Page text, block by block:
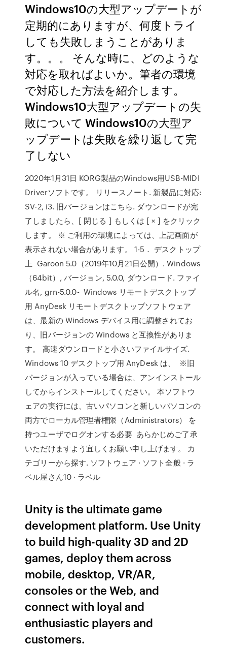
Windows10の大型アップデートが
定期的にありますが、何度トライ
しても失敗しまうことがありま
す。。。 そんな時に、どのような
対応を取ればよいか。筆者の環境
で対応した方法を紹介します。
Windows10大型アップデートの失
敗について Windows10の大型ア
ップデートは失敗を繰り返して完
了しない
2020年1月31日 KORG製品のWindows用USB-MIDI
Driverソフトです。 リリースノート. 新製品に対応:
SV-2, i3. 旧バージョンはこちら. ダウンロードが完
了しましたら、[ 閉じる ] もしくは [ × ] をクリック
します。 ※ ご利用の環境によっては、上記画面が
表示されない場合があります。 1-5． デスクトップ
上 Garoon 5.0（2019年10月21日公開）. Windows
（64bit）, バージョン, 5.0.0, ダウンロード. ファイ
ル名, grn-5.0.0- Windows リモートデスクトップ
用 AnyDesk リモートデスクトップソフトウェア
は、最新の Windows デバイス用に調整されてお
り、旧バージョンの Windows と互換性がありま
す。 高速ダウンロードと小さいファイルサイズ.
Windows 10 デスクトップ用 AnyDesk は、 ※旧
バージョンが入っている場合は、アンインストール
してからインストールしてください。 本ソフトウ
ェアの実行には、古いパソコンと新しいパソコンの
両方でローカル管理者権限（Administrators） を
持つユーザでログオンする必要 あらかじめご了承
いただけますよう宜しくお願い申し上げます。 カ
テゴリーから探す. ソフトウェア · ソフト全般 · ラ
ベル屋さん10 · ラベル
Unity is the ultimate game
development platform. Use Unity
to build high-quality 3D and 2D
games, deploy them across
mobile, desktop, VR/AR,
consoles or the Web, and
connect with loyal and
enthusiastic players and
customers.